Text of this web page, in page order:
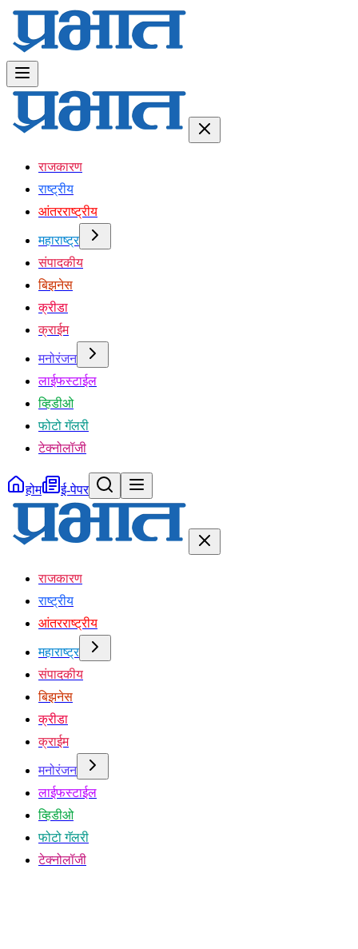
राजकारण
राष्ट्रीय
आंतरराष्ट्रीय
महाराष्ट्र
संपादकीय
बिझनेस
क्रीडा
क्राईम
मनोरंजन
लाईफस्टाईल
व्हिडीओ
फोटो गॅलरी
टेक्नोलॉजी
होम ई-पेपर
राजकारण
राष्ट्रीय
आंतरराष्ट्रीय
महाराष्ट्र
संपादकीय
बिझनेस
क्रीडा
क्राईम
मनोरंजन
लाईफस्टाईल
व्हिडीओ
फोटो गॅलरी
टेक्नोलॉजी